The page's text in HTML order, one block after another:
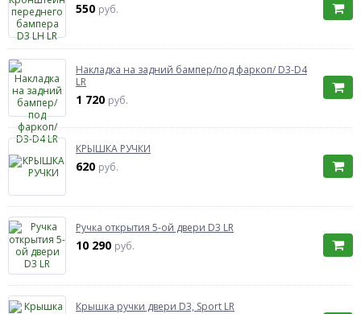
550 руб.
Накладка на задний бампер/под фаркоп/ D3-D4
LR
1 720 руб.
КРЫШКА РУЧКИ
620 руб.
Ручка открытия 5-ой двери D3 LR
10 290 руб.
Крышка ручки двери D3, Sport LR